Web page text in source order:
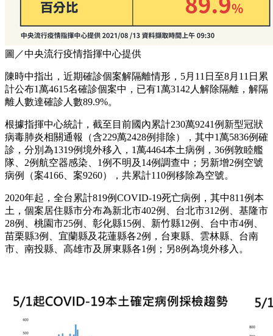
圖／中央流行疫情指揮中心提供
陳時中指出，近期確診個案解隔離情形，5月11日至8月11日累
計公布1萬4615名確診個案中，已有1萬3142人解除隔離，解隔
離人數達確診人數89.9%。
根據指揮中心統計，截至目前國內累計230萬9241例新型冠狀
病毒肺炎相關通報（含229萬2428例排除），其中1萬5836例確
診，分別為1319例境外移入，1萬4464本土病例，36例敦睦艦
隊、2例航空器感染、1例不明及14例調查中；另新增2例空號
病例（案4166、案9260），共累計110例移除為空號。
2020年起，全台累計819例COVID-19死亡病例，其中811例本
土，個案居住縣市分布為新北市402例、台北市312例、基隆市
28例、桃園市25例、彰化縣15例、新竹縣12例、台中市4例、
苗栗縣3例、宜蘭縣及花蓮縣各2例，台東縣、雲林縣、台南
市、南投縣、高雄市及屏東縣各1例；另8例為境外移入。